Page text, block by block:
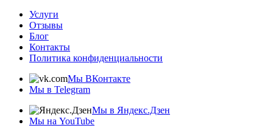
Услуги
Отзывы
Блог
Контакты
Политика конфиденциальности
Мы ВКонтакте
Мы в Telegram
Мы в Яндекс.Дзен
Мы на YouTube